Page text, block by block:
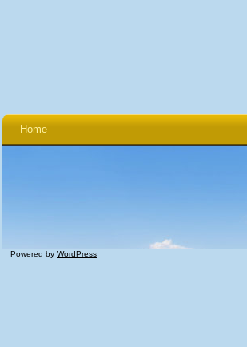
Home
Powered by WordPress